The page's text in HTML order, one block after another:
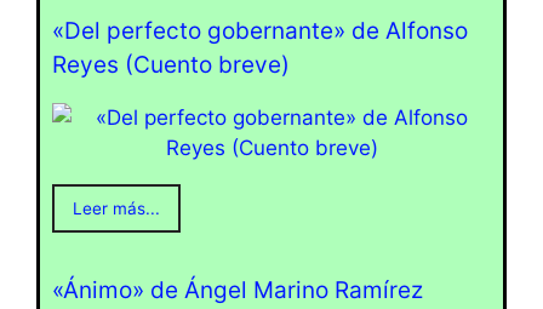
«Del perfecto gobernante» de Alfonso
Reyes (Cuento breve)
Leer más...
«Ánimo» de Ángel Marino Ramírez